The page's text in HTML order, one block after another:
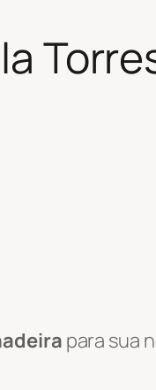
para sua